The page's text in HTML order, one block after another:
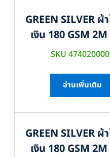
GREEN SILVER ผ้
เงิน 180 GSM
SKU
อ่านเพิ่มเติม
GREEN SILVER ผ้
เงิน 180 GSM